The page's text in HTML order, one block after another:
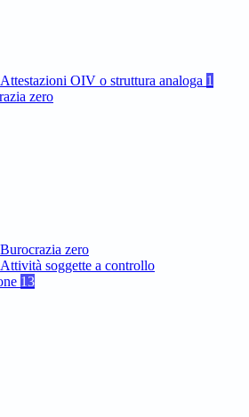
Attestazioni OIV o struttura analoga 1
zero
Burocrazia zero
Attività soggette a controllo
13